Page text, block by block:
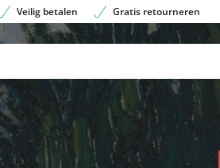
Veilig betalen Gratis retourneren